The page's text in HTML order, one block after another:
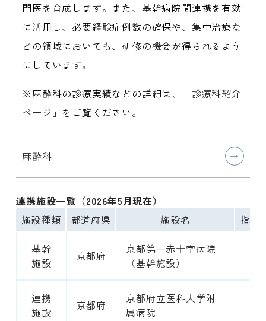
門医を育成します。また、基幹病院間連携を有効
に活用し、必要経験症例数の確保や、集中治療な
どの領域においても、研修の機会が得られるよう
にしています。
※麻酔科の診療実績などの詳細は、「診療科紹介
ページ 」をご覧ください。
麻酔科
連携施設一覧（2026年5月現在）
施設種類
都道府県 施設名 指導
基幹
施設
京都府
京都第一赤十字病院
（基幹施設）
連携
施設
京都府
京都府立医科大学附
属病院